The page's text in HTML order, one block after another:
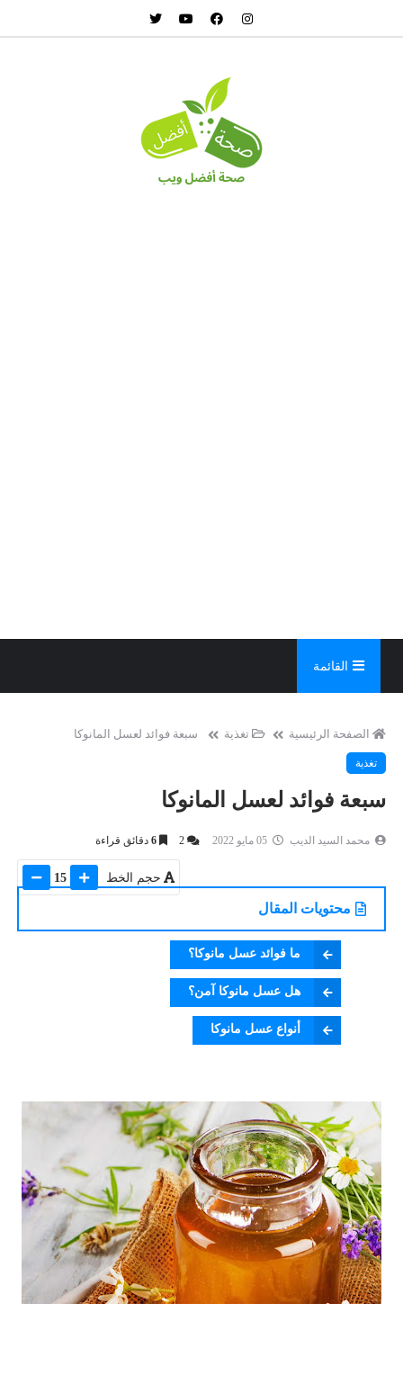
القائمة
الصفحة الرئيسية تغذية سبعة فوائد لعسل المانوكا
تغذية
سبعة فوائد لعسل المانوكا
محمد السيد الديب 2
6دقائق قراءة
حجم الخط 15
محتويات المقال
ما فوائد عسل مانوكا؟
هل عسل مانوكا آمن؟
أنواع عسل مانوكا